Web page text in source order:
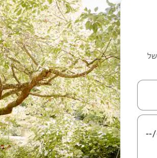
למעלה ולמטה או לעיין בעזרת תנועות מגע או החלקה.